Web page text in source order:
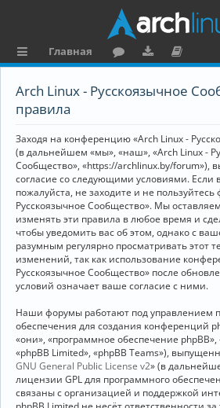
ы
к
и
Главная
ру
ру
и
ку
е
н
та
ц
и
я
Arch Linux - Русскоязычное
правила
Заходя на конференцию «Arch Linux -
(в дальнейшем «мы», «наш», «Arch Linux -
Сообщество», «https://archlinux.by/forum»),
согласие со следующими условиями. Если
пожалуйста, не заходите и не
Русскоязычное Сообщество». Мы
изменять эти правила в любое время и
чтобы уведомить вас об этом, однако с
разумным регулярно просматривать этот
изменений, так как использование
Русскоязычное Сообщество» после
условий означает ваше согласие с ними.
Наши форумы работают под управлением
обеспечения для создания конференций
«они», «программное обеспечение phpBB»,
«phpBB Limited», «phpBB Teams»),
GNU General Public License v2» (в
лицензии GPL для программного
связаны с организацией и поддержкой